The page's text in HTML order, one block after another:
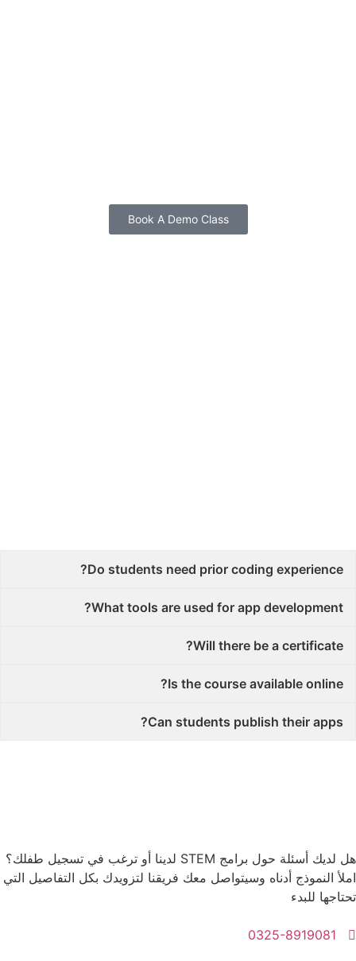
Book A Demo Class
Do students need prior coding experience?
What tools are used for app development?
Will there be a certificate?
Is the course available online?
Can students publish their apps?
هل لديك أسئلة حول برامج STEM لدينا أو ترغب في تسجيل طفلك؟
املأ النموذج أدناه وسيتواصل معك فريقنا لتزويدك بكل التفاصيل التي
تحتاجها للبدء
0325-8919081